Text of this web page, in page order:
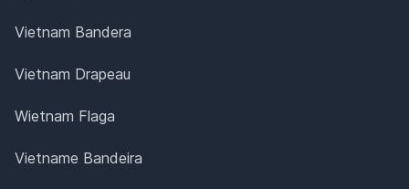
Vietnam Bandera
Vietnam Drapeau
Wietnam Flaga
Vietname Bandeira